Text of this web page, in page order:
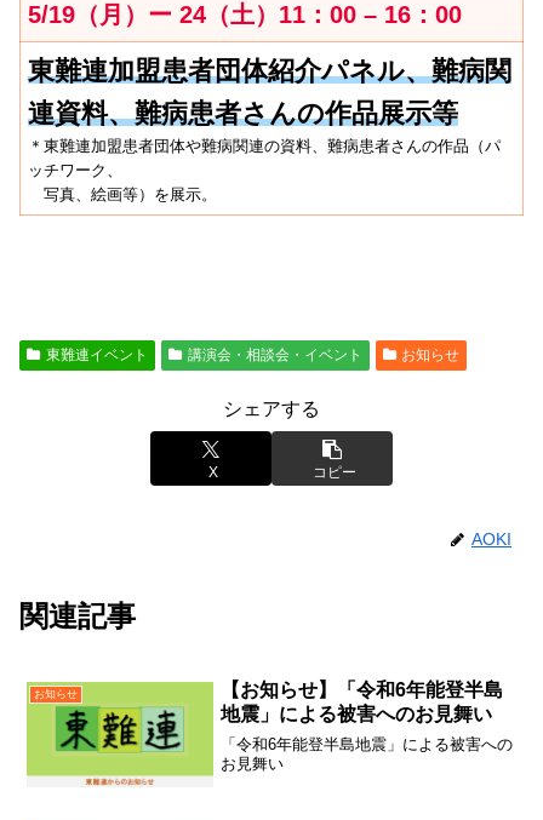
5/19 （月）ー 24（土）11：00 – 16：00
東難連加盟患者団体紹介パネル、難病関
連資料、難病患者さんの作品展示等
＊東難連加盟患者団体や難病関連の資料、難病患者さんの作品（パ
ッチワーク、
写真、絵画等）を展示。
東難連イベント 講演会・相談会・イベント お知らせ
シェアする
X コピー
AOKI
関連記事
お知らせ
【お知らせ】「令和6年能登半島
地震」による被害へのお見舞い
「令和6年能登半島地震」による被害への
お見舞い